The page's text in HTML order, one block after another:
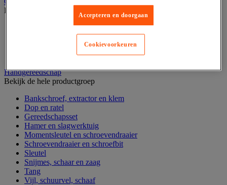
Bekijk de hele productgroep
Assortimentsdoos en gereedschapkoffer
Gereedschapskist en opbergtas
Gereedschapskoffer en versterkte kist
Verrijdbare werktafel
Handgereedschap
Bekijk de hele productgroep
Bankschroef, extractor en klem
Dop en ratel
Gereedschapsset
Hamer en slagwerktuig
Momentsleutel en schroevendraaier
Schroevendraaier en schroefbit
Sleutel
Snijmes, schaar en zaag
Tang
Vijl, schuurvel, schaaf
Accepteren en doorgaan
Cookievoorkeuren